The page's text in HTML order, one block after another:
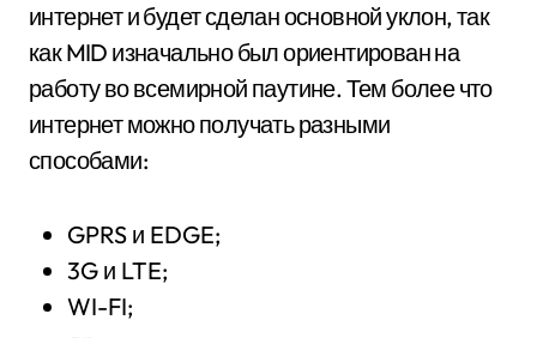
интернет и будет сделан основной уклон, так
как MID изначально был ориентирован на
работу во всемирной паутине. Тем более что
интернет можно получать разными
способами:
GPRS и EDGE;
3G и LTE;
WI-FI;